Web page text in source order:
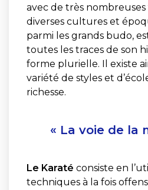
avec de très nombreuses
diverses cultures et
parmi les grands budo,
toutes les traces de son
forme plurielle. Il existe
variété de styles et
richesse.
« La voie de la
Le Karaté consiste en
techniques à la fois